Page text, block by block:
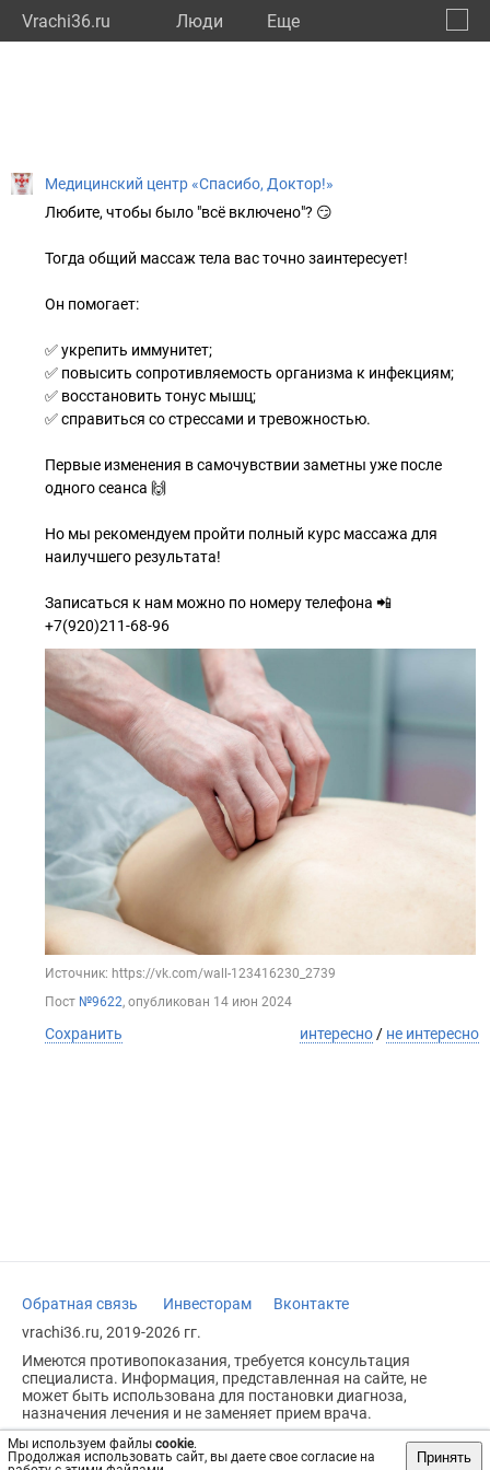
Vrachi36.ru Люди Eще
Мы используем файлы cookie.
Продолжая использовать сайт, вы даете свое согласие на
Принять
Медицинский центр «Спасибо, Доктор!»
Любите, чтобы было "всё включено"? 😏
Тогда общий массаж тела вас точно заинтересует!
Он помогает:
✅ укрепить иммунитет;
✅ повысить сопротивляемость организма к инфекциям;
✅ восстановить тонус мышц;
✅ справиться со стрессами и тревожностью.
Первые изменения в самочувствии заметны уже после
одного сеанса 🙌
Но мы рекомендуем пройти полный курс массажа для
наилучшего результата!
Записаться к нам можно по номеру телефона 📲
+7(920)211-68-96
Источник: https://vk.com/wall-123416230_2739
Пост №9622, опубликован 14 июн 2024
Сохранить интересно / не интересно
Обратная связь Инвесторам
Вконтакте
vrachi36.ru, 2019-2026 гг.
Имеются противопоказания, требуется консультация
специалиста. Информация, представленная на сайте, не
может быть использована для постановки диагноза,
назначения лечения и не заменяет прием врача.
Возрастное ограничение: 18+